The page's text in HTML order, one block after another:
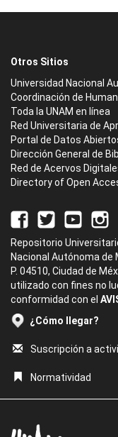
Otros Sitios
Universidad Nacional
Coordinación de
Toda la UNAM en línea
Red Universitaria de
Portal de Datos
Dirección General de
Red de Acervos
Directory of Open
Repositorio
Nacional Autónoma de
P. 04510, Ciudad de
utilizado con fines no
conformidad con el
¿Cómo llegar?
Suscripción a
Normatividad